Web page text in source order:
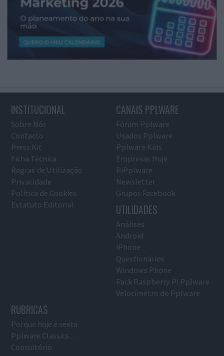
INSTITUCIONAL
Sobre Nós
Contacto
Press Kit
Ficha Técnica
Regras de Utilização
Privacidade
Política de Cookies
Estatuto Editorial
CANAIS PPLWARE
Fórum Pplware
Usados Pplware
Pplware Kids
Empresas Hoje
PiPplware
Newsletter
Grupos Facebook
UTILIDADES
Análises
Android
iPhone
Questionários
Windows Phone
Pack Raspberry Pi Pplware
Velocímetro do Pplware
RUBRICAS
Porque hoje é sexta
Pplware Classics…
Consultório